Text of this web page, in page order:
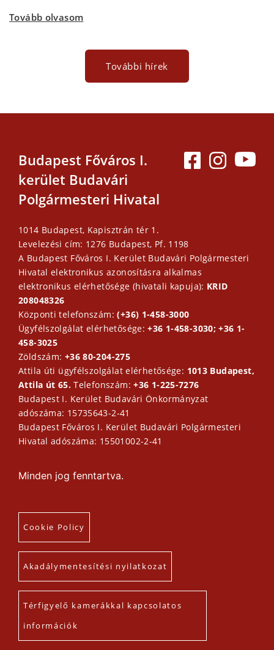
Tovább olvasom
További hírek
Budapest Főváros I.
kerület Budavári
Polgármesteri Hivatal
1014 Budapest, Kapisztrán tér 1.
Levelezési cím: 1276 Budapest, Pf. 1198
A Budapest Főváros I. Kerület Budavári Polgármesteri
Hivatal elektronikus azonosításra alkalmas
elektronikus elérhetősége (hivatali kapuja): KRID
208048326
Központi telefonszám:(+36) 1-458-3000
Ügyfélszolgálat elérhetősége:+36 1-458-3030; +36 1-
458-3025
Zöldszám: +36 80-204-275
Attila úti ügyfélszolgálat elérhetősége: 1013 Budapest,
Attila út 65.Telefonszám:+36 1-225-7276
Budapest I. Kerület Budavári Önkormányzat
adószáma: 15735643-2-41
Budapest Főváros I. Kerület Budavári Polgármesteri
Hivatal adószáma: 15501002-2-41
Minden jog fenntartva.
Cookie Policy
Akadálymentesítési nyilatkozat
Térfigyelő kamerákkal kapcsolatos
információk